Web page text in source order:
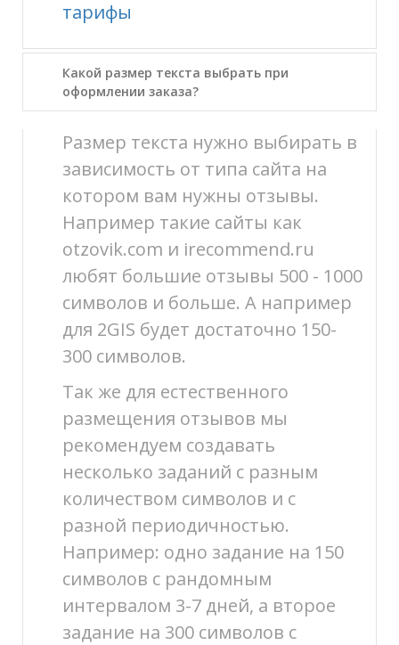
тарифы
Какой размер текста выбрать при
оформлении заказа?
Размер текста нужно выбирать в
зависимость от типа сайта на
котором вам нужны отзывы.
Например такие сайты как
otzovik.com и irecommend.ru
любят большие отзывы 500 - 1000
символов и больше. А например
для 2GIS будет достаточно 150-
300 символов.
Так же для естественного
размещения отзывов мы
рекомендуем создавать
несколько заданий с разным
количеством символов и с
разной периодичностью.
Например: одно задание на 150
символов с рандомным
интервалом 3-7 дней, а второе
задание на 300 символов с